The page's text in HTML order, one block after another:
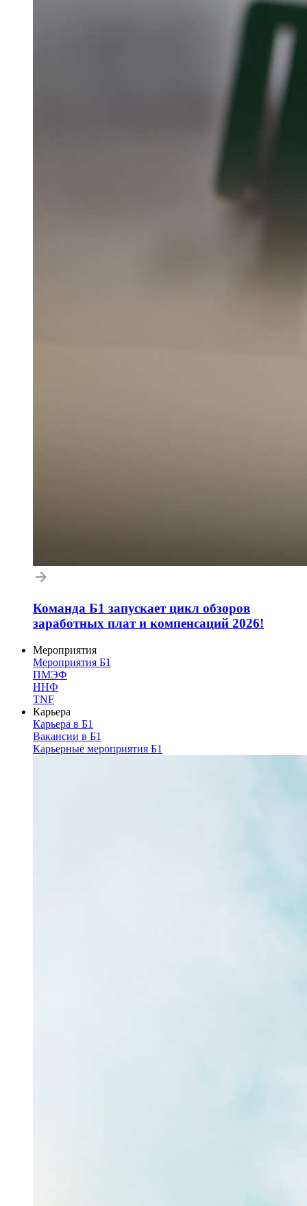
Команда Б1 запускает цикл обзоров
заработных плат и компенсаций 2026!
Мероприятия
Мероприятия Б1
ПМЭФ
ННФ
TNF
Карьера
Карьера в Б1
Вакансии в Б1
Карьерные мероприятия Б1